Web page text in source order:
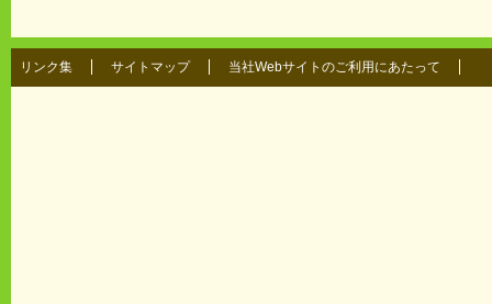
リンク集 サイトマップ 当社Webサイトのご利用にあたって